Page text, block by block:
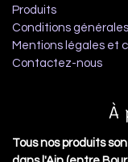
Produits
Conditions
Mentions légales et
Contactez-nous
À
Tous nos produits